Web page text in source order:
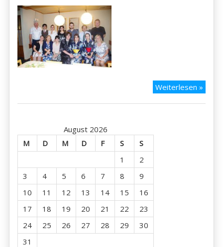
Weiterlesen »Tag
August 2026
M
D M D F S
S
1
2
3
4 5 6 7 8
9
10
11 12 13 14 15
16
17
18 19 20 21 22
23
24
25 26 27 28 29
30
31